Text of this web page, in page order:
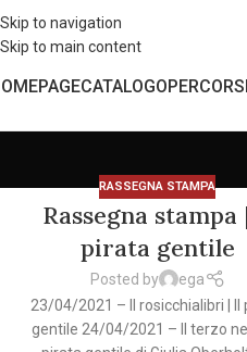
Skip to navigation
Skip to main content
CATALOGOPERCORSI
RASSEGNA STAMPA
Rassegna stampa
pirata gentile
Posted by
ega
23/04/2021 – Il rosicchialibri | Il
gentile 24/04/2021 – Il terzo